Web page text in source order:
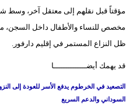
مؤقتاً قبل نقلهم إلى معتقل آخر،
مخصص للنساء والأطفال داخل السجن، ما
ظل النزاع المستمر في إقليم دارفور.
قد يهمك أيضــــــــــــــا
التصعيد في الخرطوم يدفع الأسر للعودة إلى
السوداني والدعم السريع